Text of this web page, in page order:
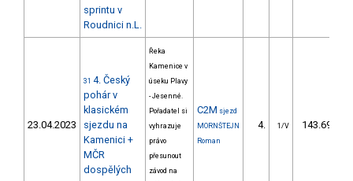
sprintu v
Roudnici n.L.
23.04.2023
31 4. Český
pohár v
klasickém
sjezdu na
Kamenici +
MČR
dospělých
Řeka
Kamenice v
úseku Plavy
- Jesenné.
Pořadatel si
vyhrazuje
právo
přesunout
závod na
C2M sjezd
MORNŠTEJN
Roman
4. 1/V 143.69